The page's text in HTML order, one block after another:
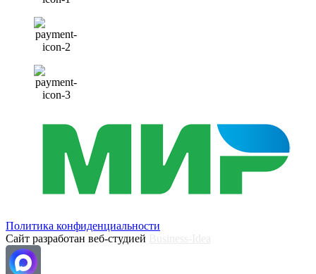
Политика конфиденциальности
Сайт разработан веб-студией